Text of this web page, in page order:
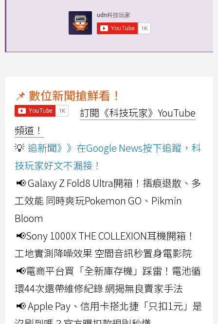
📌 數位新聞搶鮮看！
訂閱《科技玩家》YouTube
頻道！
💡 追新聞》》在Google News按下追蹤，科
技玩家好文不漏接！
📢 Galaxy Z Fold8 Ultra開箱！摺痕退散、多
工效能 同時爽玩Pokemon GO、Pikmin
Bloom
📢Sony 1000X THE COLLEXION耳機開箱！
工地實測降噪效果 空間音訊秒置身電影院
📢電商平台買「全新庫存機」踩雷！電池循
環44次還帶維修紀錄 網揭無良賣家手法
📢 Apple Pay、信用卡搭北捷「只扣1元」是